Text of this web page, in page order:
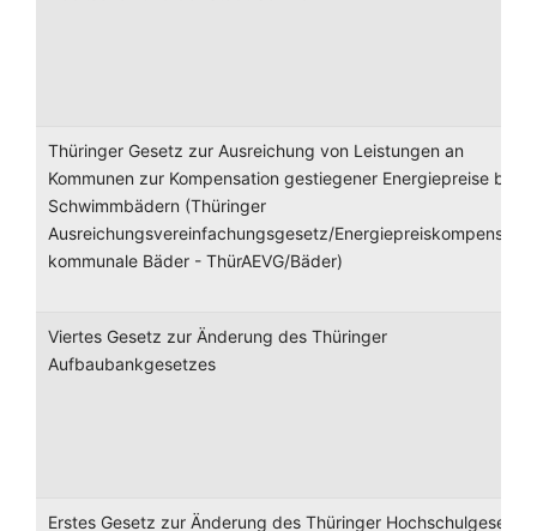
Thüringer Gesetz zur Ausreichung von Leistungen an
Kommunen zur Kompensation gestiegener Energiepreise bei
Schwimmbädern (Thüringer
Ausreichungsvereinfachungsgesetz/
kommunale Bäder - ThürAEVG/Bäder)
Viertes Gesetz zur Änderung des Thüringer
Aufbaubankgesetzes
Erstes Gesetz zur Änderung des Thüringer